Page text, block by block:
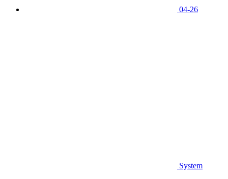
04-26
System